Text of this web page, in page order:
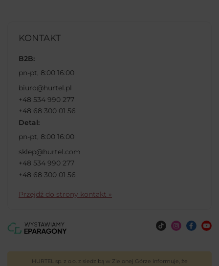
KONTAKT
B2B:
pn-pt, 8:00 16:00
biuro@hurtel.pl
+48 534 990 277
+48 68 300 01 56
Detal:
pn-pt, 8:00 16:00
sklep@hurtel.com
+48 534 990 277
+48 68 300 01 56
Przejdź do strony kontakt »
HURTEL sp. z o.o. z siedzibą w Zielonej Górze informuje, że